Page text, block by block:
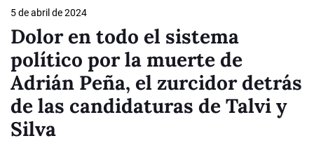
5 de abril de 2024
Dolor en todo el sistema
político por la muerte de
Adrián Peña, el zurcidor detrás
de las candidaturas de Talvi y
Silva